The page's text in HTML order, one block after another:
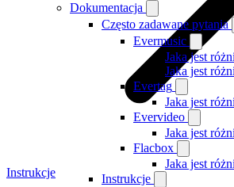
Dokumentacja
Często zadawane pytania
Evermusic
Jaka jest
Jaka jest
Evertag
Jaka jest
Evervideo
Jaka jest
Flacbox
Jaka jest
Instrukcje
Instrukcje